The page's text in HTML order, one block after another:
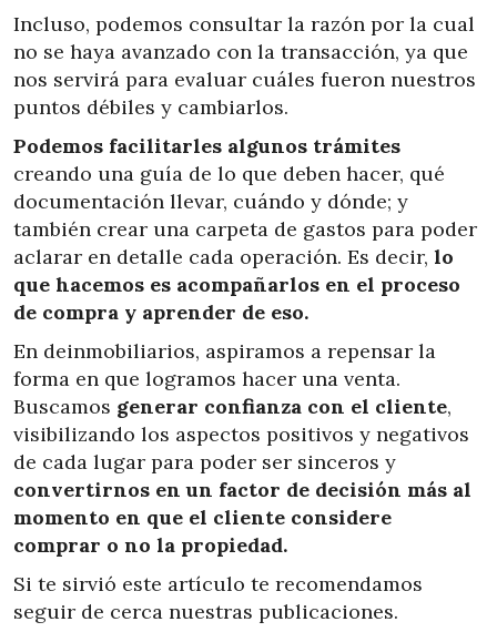
Incluso, podemos consultar la razón por la cual
no se haya avanzado con la transacción, ya que
nos servirá para evaluar cuáles fueron nuestros
puntos débiles y cambiarlos.
Podemos facilitarles algunos trámites
creando una guía de lo que deben hacer, qué
documentación llevar, cuándo y dónde; y
también crear una carpeta de gastos para poder
aclarar en detalle cada operación. Es decir, lo
que hacemos es acompañarlos en el proceso
de compra y aprender de eso.
En deinmobiliarios, aspiramos a repensar la
forma en que logramos hacer una venta.
Buscamos generar confianza con el cliente,
visibilizando los aspectos positivos y negativos
de cada lugar para poder ser sinceros y
convertirnos en un factor de decisión más al
momento en que el cliente considere
comprar o no la propiedad.
Si te sirvió este artículo te recomendamos
seguir de cerca nuestras publicaciones.